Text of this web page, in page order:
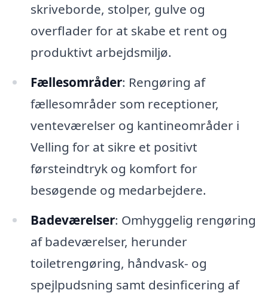
skriveborde, stolper, gulve og
overflader for at skabe et rent og
produktivt arbejdsmiljø.
Fællesområder: Rengøring af
fællesområder som receptioner,
venteværelser og kantineområder i
Velling for at sikre et positivt
førsteindtryk og komfort for
besøgende og medarbejdere.
Badeværelser: Omhyggelig rengøring
af badeværelser, herunder
toiletrengøring, håndvask- og
spejlpudsning samt desinficering af